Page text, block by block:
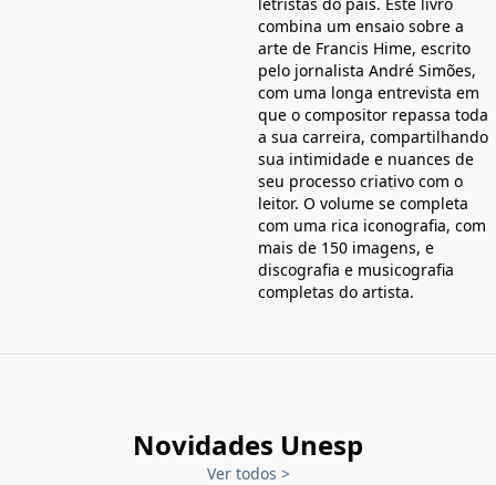
combina um ensaio sobre a
arte de Francis Hime, escrito
pelo jornalista André Simões,
com uma longa entrevista em
que o compositor repassa toda
a sua carreira, compartilhando
sua intimidade e nuances de
seu processo criativo com o
leitor. O volume se completa
com uma rica iconografia, com
mais de 150 imagens, e
discografia e musicografia
completas do artista.
Novidades Unesp
Ver todos >